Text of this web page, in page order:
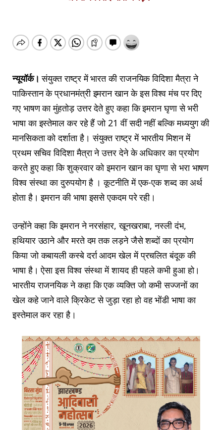
न्यूयॉर्क। संयुक्त राष्ट्र में भारत की राजनयिक विदिशा मैत्रा ने
पाकिस्तान के प्रधानमंत्री इमरान खान के इस विश्व मंच पर दिए
गए भाषण का मुंहतोड़ उत्तर देते हुए कहा कि इमरान घृणा से भरी
भाषा का इस्तेमाल कर रहे हैं जो 21 वीं सदी नहीं बल्कि मध्ययुग की
मानसिकता को दर्शाता है। संयुक्त राष्ट्र में भारतीय मिशन में
प्रथम सचिव विदिशा मैत्रा ने उत्तर देने के अधिकार का प्रयोग
करते हुए कहा कि शुक्रवार को इमरान खान का घृणा से भरा भाषण
विश्व संस्था का दुरुपयोग है । कूटनीति में एक-एक शब्द का अर्थ
होता है। इमरान की भाषा इससे एकदम परे रही।
उन्होंने कहा कि इमरान ने नरसंहार, खूनखराबा, नस्ली दंभ,
हथियार उठाने और मरते दम तक लड़ने जैसे शब्दों का प्रयोग
किया जो कबायली कस्बे दर्रा आदम खेल में प्रचलित बंदूक की
भाषा है। ऐसा इस विश्व संस्था में शायद ही पहले कभी हुआ हो।
भारतीय राजनयिक ने कहा कि एक व्यक्ति जो कभी सज्जनों का
खेल कहे जाने वाले क्रिकेट से जुड़ा रहा हो वह भोंडी भाषा का
इस्तेमाल कर रहा है।